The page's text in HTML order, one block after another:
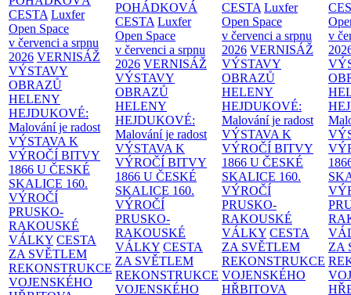
CESTA Luxfer
Open Space
v červenci a srpnu
2026 VERNISÁŽ
VÝSTAVY
OBRAZŮ
HELENY
HEJDUKOVÉ:
Malování je radost
VÝSTAVA K
VÝROČÍ BITVY
1866 U ČESKÉ
SKALICE 160.
VÝROČÍ
PRUSKO-
RAKOUSKÉ
VÁLKY CESTA
ZA SVĚTLEM
REKONSTRUKCE
VOJENSKÉHO
POHÁDKOVÁ
CESTA Luxfer
Open Space
v červenci a srpnu
2026 VERNISÁŽ
VÝSTAVY
OBRAZŮ
HELENY
HEJDUKOVÉ:
Malování je radost
VÝSTAVA K
VÝROČÍ BITVY
1866 U ČESKÉ
SKALICE 160.
VÝROČÍ
PRUSKO-
RAKOUSKÉ
VÁLKY CESTA
ZA SVĚTLEM
REKONSTRUKCE
VOJENSKÉHO
CESTA Luxfer
Open Space
v červenci a srpnu
2026 VERNISÁŽ
VÝSTAVY
OBRAZŮ
HELENY
HEJDUKOVÉ:
Malování je radost
VÝSTAVA K
VÝROČÍ BITVY
1866 U ČESKÉ
SKALICE 160.
VÝROČÍ
PRUSKO-
RAKOUSKÉ
VÁLKY CESTA
ZA SVĚTLEM
REKONSTRUKCE
VOJENSKÉHO
HŘBITOVA
v
ZA